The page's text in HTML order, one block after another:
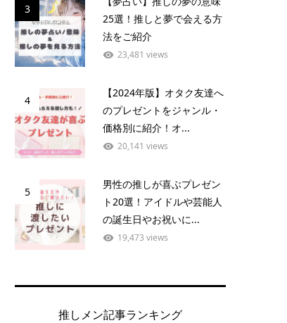
3
25選！推しと夢で会える方
法をご紹介
23,481 views
4
【2024年版】オタク友達へ
のプレゼントをジャンル・
価格別に紹介！オ...
20,141 views
5
男性の推しが喜ぶプレゼン
ト20選！アイドルや芸能人
の誕生日やお祝いに...
19,473 views
推しメン記事ランキング